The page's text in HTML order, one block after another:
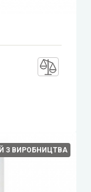
З ВИРОБНИЦТВА